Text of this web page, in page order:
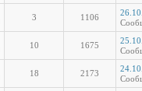
3 1106
10 1675
18 2173